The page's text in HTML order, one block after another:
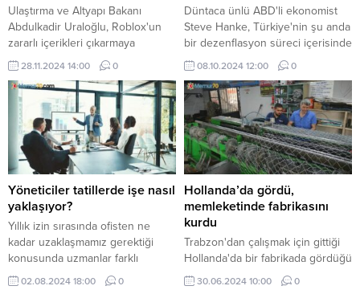
Ulaştırma ve Altyapı Bakanı
Abdulkadir Uraloğlu, Roblox'un
zararlı içerikleri çıkarmaya
başladığını söyledi. Bakan
Uraloğlu, "Süreç tamamlandığında
mahkemeye yeniden
başvurabilirler." dedi.
28.11.2024 14:00 0
Düntaca ünlü ABD'li ekonomist
Steve Hanke, Türkiye'nin şu anda
bir dezenflasyon süreci içerisinde
olduğunu ve bu sürecin istikrarlı
ilerlediğini söyledi. Hanke,
'Türkiye virajı dönüyor, enflasyon
düşüyor ve düşmeye de devam
edecek.' dedi.
08.10.2024 12:00 0
Yöneticiler tatillerde işe nasıl
yaklaşıyor?
Yıllık izin sırasında ofisten ne
kadar uzaklaşmamız gerektiği
konusunda uzmanlar farklı
görüşlere sahip. Peki bu görüşler
02.08.2024 18:00 0
Hollanda’da gördü,
memleketinde fabrikasını
kurdu
Trabzon'dan çalışmak için gittiği
Hollanda'da bir fabrikada gördüğü
tel örme makinasını tarif üzerine
30.06.2024 10:00 0